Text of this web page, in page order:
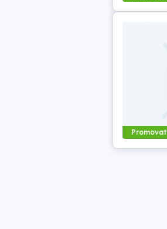
Promovat